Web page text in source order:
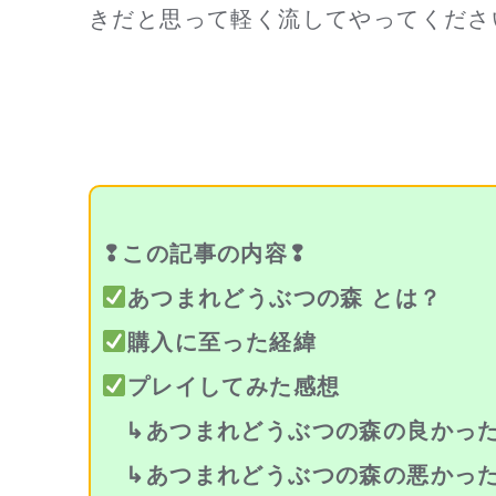
きだと思って軽く流してやってくださ
❢この記事の内容❢
あつまれどうぶつの森 とは？
購入に至った経緯
プレイしてみた感想
↳あつまれどうぶつの森の良かっ
↳あつまれどうぶつの森の悪かっ